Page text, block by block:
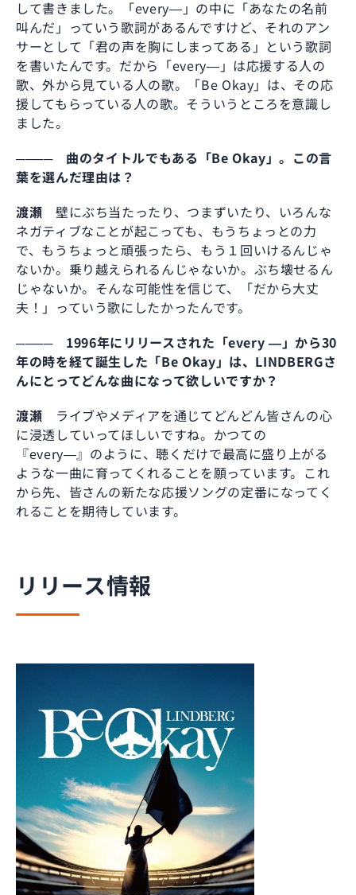
して書きました。「every―」の中に「あなたの名前
叫んだ」っていう歌詞があるんですけど、それのアン
サーとして「君の声を胸にしまってある」という歌詞
を書いたんです。だから「every―」は応援する人の
歌、外から見ている人の歌。「Be Okay」は、その応
援してもらっている人の歌。そういうところを意識し
ました。
──── 曲のタイトルでもある「Be Okay」。この言
葉を選んだ理由は？
渡瀬 壁にぶち当たったり、つまずいたり、いろんな
ネガティブなことが起こっても、もうちょっとの力
で、もうちょっと頑張ったら、もう１回いけるんじゃ
ないか。乗り越えられるんじゃないか。ぶち壊せるん
じゃないか。そんな可能性を信じて、「だから大丈
夫！」っていう歌にしたかったんです。
──── 1996年にリリースされた「every ―」から30
年の時を経て誕生した「Be Okay」は、LINDBERGさ
んにとってどんな曲になって欲しいですか？
渡瀬 ライブやメディアを通じてどんどん皆さんの心
に浸透していってほしいですね。かつての
『every―』のように、聴くだけで最高に盛り上がる
ような一曲に育ってくれることを願っています。これ
から先、皆さんの新たな応援ソングの定番になってく
れることを期待しています。
リリース情報